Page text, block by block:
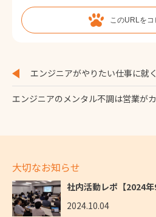
このURLをコ
エンジニアがやりたい仕事に就
エンジニアのメンタル不調は営業が
大切なお知らせ
社内活動レポ【2024年
2024.10.04